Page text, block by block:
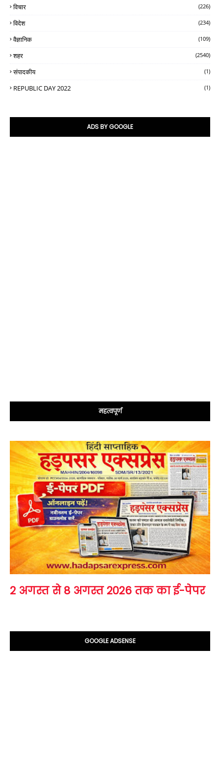
विचार (226)
विदेश (234)
वैज्ञानिक (109)
शहर (2540)
संपादकीय (1)
REPUBLIC DAY 2022 (1)
ADS BY GOOGLE
महत्वपूर्ण
2 अगस्त से 8 अगस्त 2026 तक का ई-पेपर
GOOGLE ADSENSE